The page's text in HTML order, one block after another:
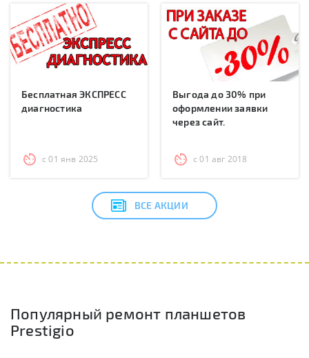
Бесплатная ЭКСПРЕСС
диагностика
с 01 янв 2025
Выгода до 30% при
оформлении заявки
через сайт.
с 01 авг 2018
ВСЕ АКЦИИ
Популярный ремонт планшетов
Prestigio